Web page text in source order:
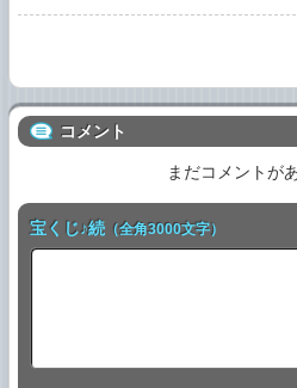
コメント
まだコメントが
宝くじ♪続 （全角3000文字）